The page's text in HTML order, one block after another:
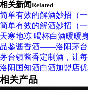
相关新闻Related
简单有效的解酒妙招（
简单有效的解酒妙招（
天寒地冻 喝杯白酒暖暖
品鉴酱香酒——洛阳茅台
茅台镇酱香定制酒，让
洛阳国知酒白酒加盟店
相关产品